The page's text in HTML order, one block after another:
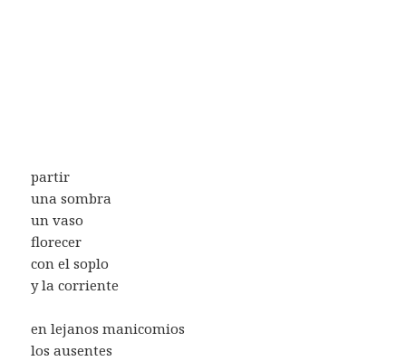
partir
una sombra
un vaso
florecer
con el soplo
y la corriente
en lejanos manicomios
los ausentes